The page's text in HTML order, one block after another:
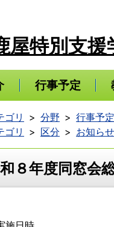
屋特別支援
行事予定
ゴリ 分野
行事予定
ゴリ 区分 お知らせ
８年度同窓会